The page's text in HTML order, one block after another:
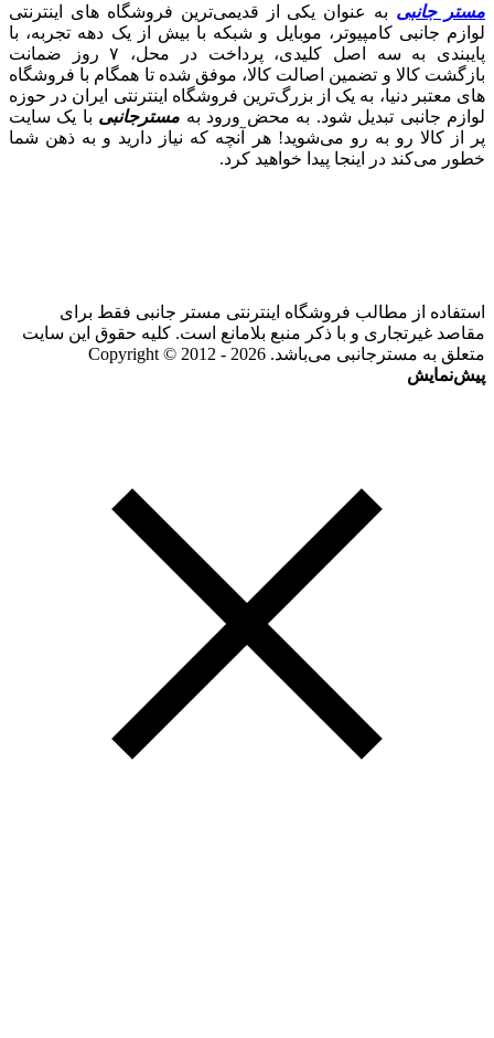
مستر جانبی به عنوان یکی از قدیمی‌ترین فروشگاه های اینترنتی
لوازم جانبی کامپیوتر، موبایل و شبکه با بیش از یک دهه تجربه، با
پایبندی به سه اصل کلیدی، پرداخت در محل، ۷ روز ضمانت
بازگشت کالا و تضمین اصالت کالا، موفق شده تا همگام با فروشگاه‌
های معتبر دنیا، به یک از بزرگ‌ترین فروشگاه اینترنتی ایران در حوزه
لوازم جانبی تبدیل شود. به محض ورود به مسترجانبی با یک سایت
پر از کالا رو به رو می‌شوید! هر آنچه که نیاز دارید و به ذهن شما
خطور می‌کند در اینجا پیدا خواهید کرد.
استفاده از مطالب فروشگاه اینترنتی مستر جانبی فقط برای
مقاصد غیرتجاری و با ذکر منبع بلامانع است. کلیه حقوق این سایت
متعلق به مسترجانبی می‌باشد. Copyright © 2012 - 2026
پیش‌نمایش